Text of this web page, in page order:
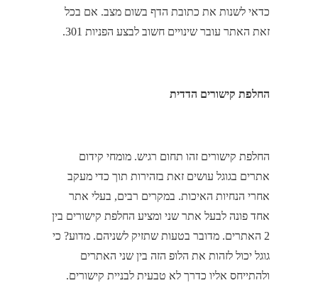
כדאי לשנות את כתובת הדף בשום מצב. אם בכל
זאת האתר עובר שינויים חשוב לבצע הפניות 301.
החלפת קישורים הדדית
החלפת קישורים זהו תחום רגיש. מומחי קידום
אתרים בגוגל עושים זאת בזהירות תוך כדי מעקב
אחרי הנחיות האיכות. במקרים רבים, בעלי אתר
אחד פונה לבעל אתר שני ומציע החלפת קישורים בין
2 האתרים. מדובר בטעות שתזיק לשניהם. מדוע? כי
גוגל יכול לזהות את הלופ הזה בין שני האתרים
ולהתייחס אליו כדרך לא טבעית לבניית קישורים.